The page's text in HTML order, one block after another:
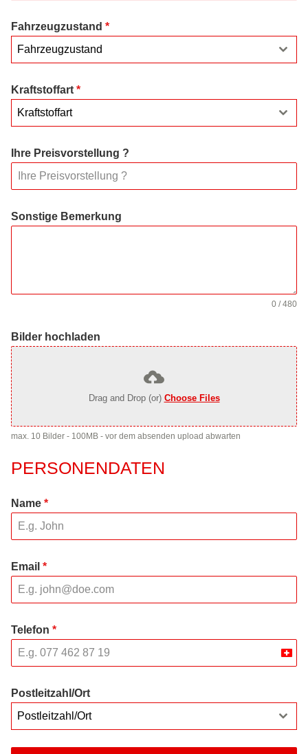
Fahrzeugzustand *
Fahrzeugzustand
Kraftstoffart *
Kraftstoffart
Ihre Preisvorstellung ?
Sonstige Bemerkung
0 / 480
Bilder hochladen
Drag and Drop (or) Choose Files
max. 10 Bilder - 100MB - vor dem absenden upload abwarten
PERSONENDATEN
Name *
Email *
Telefon *
Postleitzahl/Ort
Postleitzahl/Ort